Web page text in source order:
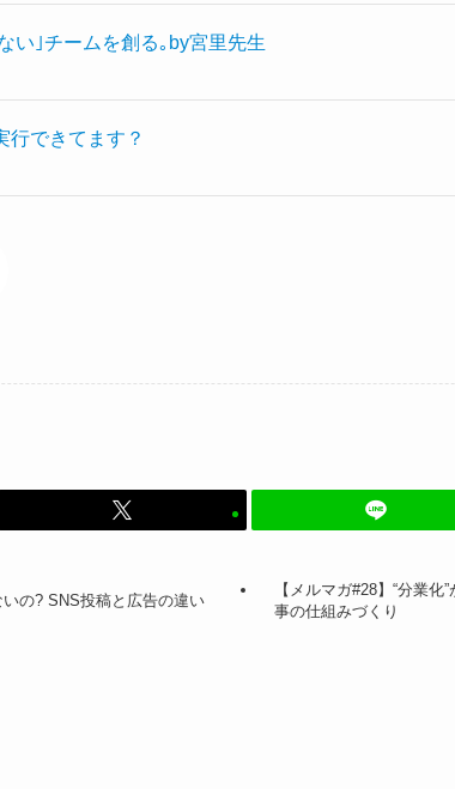
い｣チームを創る｡by宮里先生
行できてます？
いの? SNS投稿と広告の違い
【メルマガ#28】“分業
事の仕組みづくり